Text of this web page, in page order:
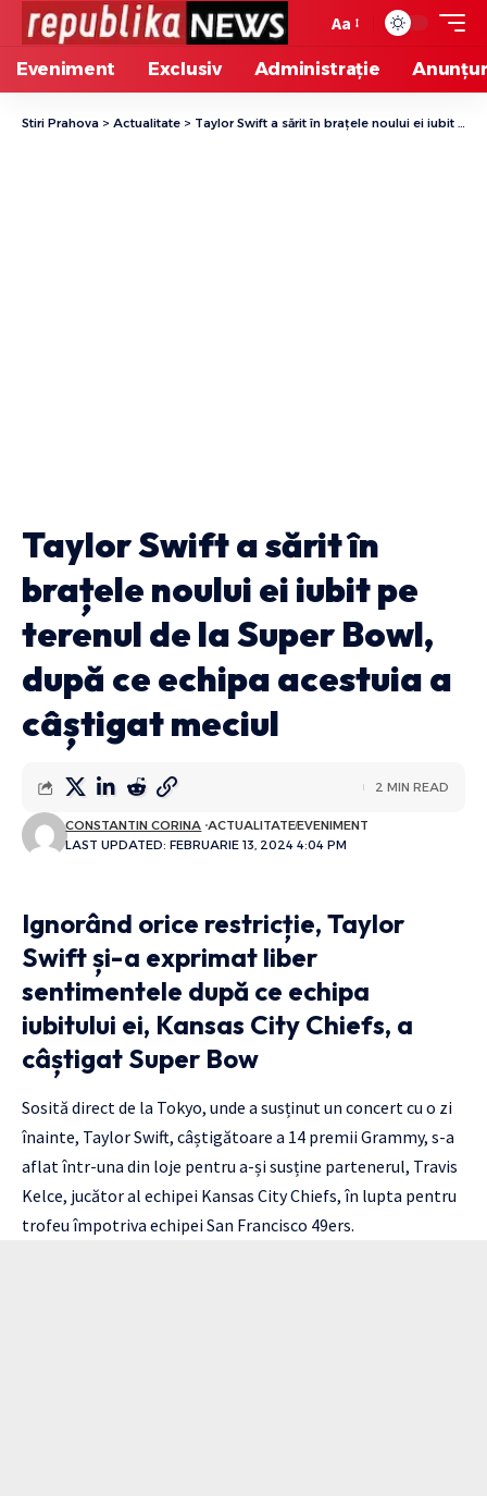
Aa
Eveniment Exclusiv Administrație
Stiri Prahova > Actualitate > Taylor Swift a sărit în brațele noului ei iubit pe terenul de la Super Bowl, după ce echipa acestuia a câștigat meciul
Taylor Swift a sărit în
brațele noului ei iubit pe
terenul de la Super Bowl,
după ce echipa acestuia a
câștigat meciul
LAST UPDATED: FEBRUARIE 13, 2024 4:04 PM
CONSTANTIN CORINA ACTUALITATEEVENIMENT
2 MIN READ
Ignorând orice restricție, Taylor
Swift și-a exprimat liber
sentimentele după ce echipa
iubitului ei, Kansas City Chiefs, a
câștigat Super Bow
Sosită direct de la Tokyo, unde a susținut un concert cu o zi
înainte, Taylor Swift, câștigătoare a 14 premii Grammy, s-a
aflat într-una din loje pentru a-și susține partenerul, Travis
Kelce, jucător al echipei Kansas City Chiefs, în lupta pentru
trofeu împotriva echipei San Francisco 49ers.